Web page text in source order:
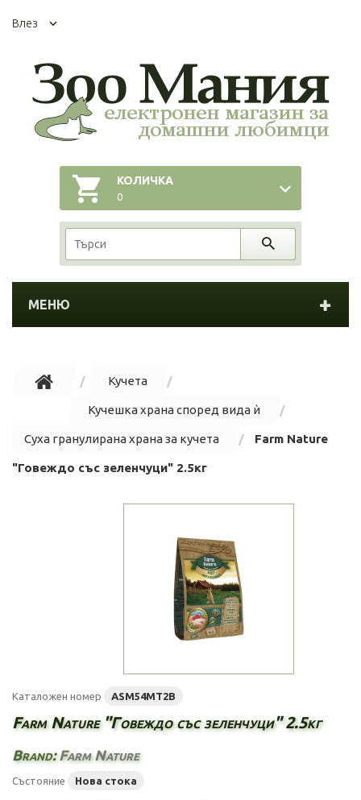
Влез
КОЛИЧКА
0
МЕНЮ
Кучета
Кучешка храна според вида ѝ
Суха гранулирана храна за кучета Farm Nature
"Говеждо със зеленчуци" 2.5кг
Каталожен номер ASM54MT2B
Farm Nature "Говеждо със зеленчуци" 2.5кг
Brand:Farm Nature
Състояние Нова стока